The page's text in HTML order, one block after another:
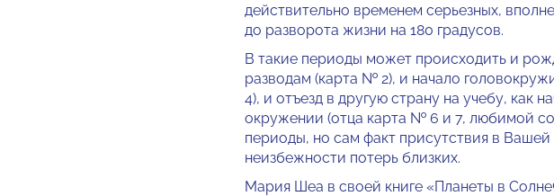
действительно временем серьезных,
до разворота жизни на 180 градусов.
В такие периоды может происходить и
разводам (карта № 2), и начало
4), и отъезд в другую страну на учебу, как
окружении (отца карта № 6 и 7, любимой
периоды, но сам факт присутствия в
неизбежности потерь близких.
Мария Шеа в своей книге «Планеты в